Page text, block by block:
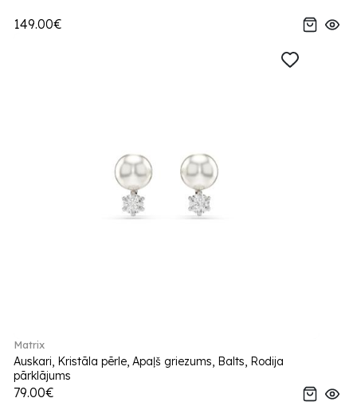
149.00€
Matrix
Auskari, Kristāla pērle, Apaļš griezums, Balts, Rodija
pārklājums
79.00€